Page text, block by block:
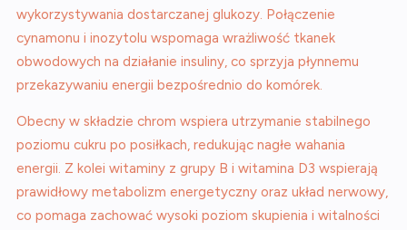
wykorzystywania dostarczanej glukozy. Połączenie
cynamonu i inozytolu wspomaga wrażliwość tkanek
obwodowych na działanie insuliny, co sprzyja płynnemu
przekazywaniu energii bezpośrednio do komórek.
Obecny w składzie chrom wspiera utrzymanie stabilnego
poziomu cukru po posiłkach, redukując nagłe wahania
energii. Z kolei witaminy z grupy B i witamina D3 wspierają
prawidłowy metabolizm energetyczny oraz układ nerwowy,
co pomaga zachować wysoki poziom skupienia i witalności